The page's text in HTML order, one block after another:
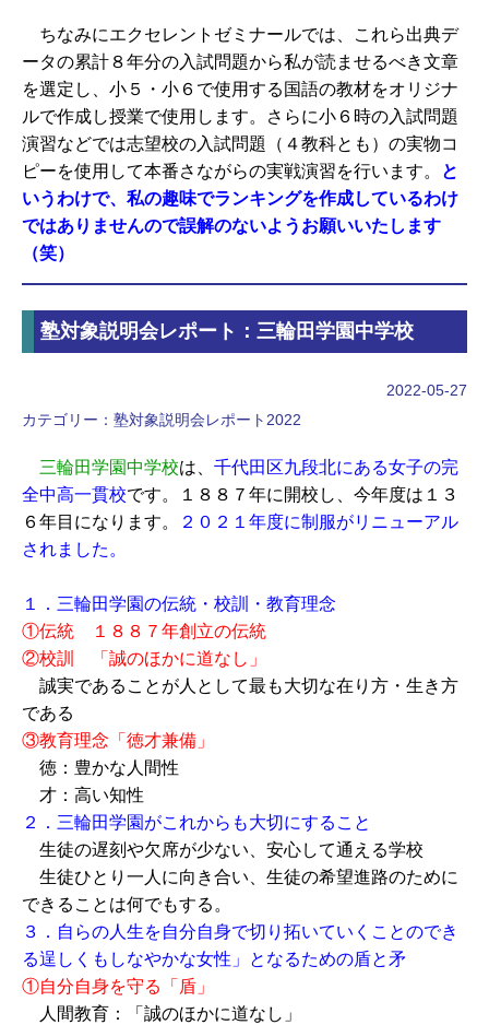
ちなみにエクセレントゼミナールでは、これら出典デ
ータの累計８年分の入試問題から私が読ませるべき文章
を選定し、小５・小６で使用する国語の教材をオリジナ
ルで作成し授業で使用します。さらに小６時の入試問題
演習などでは志望校の入試問題（４教科とも）の実物コ
ピーを使用して本番さながらの実戦演習を行います。
と
いうわけで、私の趣味でランキングを作成しているわけ
ではありませんので誤解のないようお願いいたします
（笑）
塾対象説明会レポート：三輪田学園中学校
2022-05-27
カテゴリー： 塾対象説明会レポート2022
三輪田学園中学校は、 千代田区九段北にある女子の完
全中高一貫校です。１８８７年に開校し、今年度は１３
６年目になります。
２０２１年度に制服がリニューアル
されました。
１．三輪田学園の伝統・校訓・教育理念
①伝統 １８８７年創立の伝統
②校訓 「誠のほかに道なし」
誠実であることが人として最も大切な在り方・生き方
である
③教育理念「徳才兼備」
徳：豊かな人間性
才：高い知性
２．三輪田学園がこれからも大切にすること
生徒の遅刻や欠席が少ない、安心して通える学校
生徒ひとり一人に向き合い、生徒の希望進路のために
できることは何でもする。
３．自らの人生を自分自身で切り拓いていくことのでき
る逞しくもしなやかな女性」となるための盾と矛
①自分自身を守る「盾」
人間教育：「誠のほかに道なし」